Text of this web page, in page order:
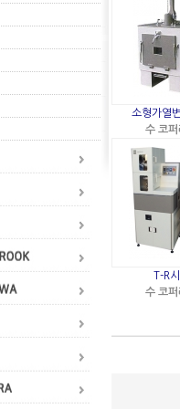
소형가열
수 코퍼
T-R
수 코퍼